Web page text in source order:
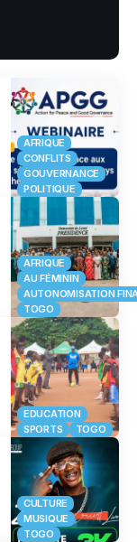
AFRIQUE
CONFLITS
GOUVERNANCE
POLITIQUE
AFRIQUE
AU FÉMININ
AUTONOMISATION
TOGO
EDUCATION
SPORTS
TOGO
CULTURE
MUSIQUE
TOGO